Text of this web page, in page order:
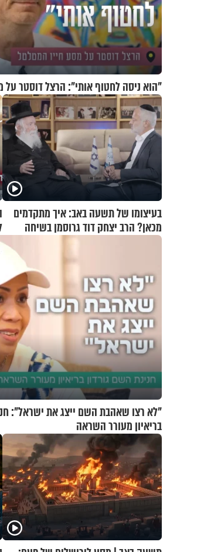
"הוא ניסה לחטוף אותי": הרצל דוסטר על
בעיצומו של תשעה באב: איך מתקדמים
מכאן? הרב יצחק דוד גרוסמן בשיחה
מיוחדת
"לא רצו שאהבת השם ייצג את ישראל":
בריאיון מעורר השראה